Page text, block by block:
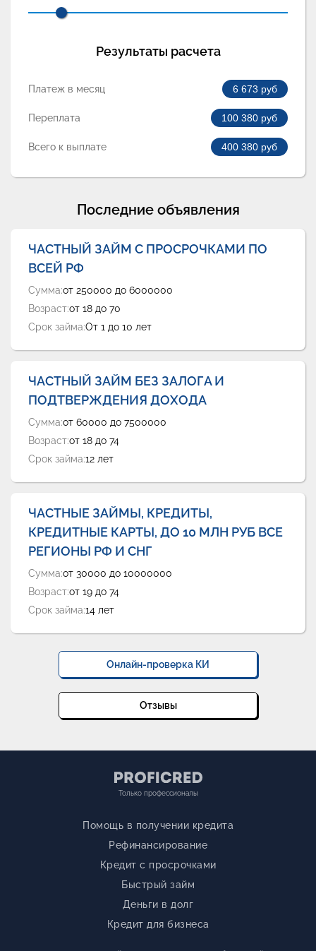
Результаты расчета
Платеж в месяц 6 673 руб
Переплата 100 380 руб
Всего к выплате 400 380 руб
Последние объявления
ЧАСТНЫЙ ЗАЙМ С ПРОСРОЧКАМИ ПО
ВСЕЙ РФ
Сумма:от 250000 до 6000000
Возраст:от 18 до 70
Срок займа:От 1 до 10 лет
ЧАСТНЫЙ ЗАЙМ БЕЗ ЗАЛОГА И
ПОДТВЕРЖДЕНИЯ ДОХОДА
Сумма:от 60000 до 7500000
Возраст:от 18 до 74
Срок займа:12 лет
ЧАСТНЫЕ ЗАЙМЫ, КРЕДИТЫ,
КРЕДИТНЫЕ КАРТЫ, ДО 10 МЛН РУБ ВСЕ
РЕГИОНЫ РФ И СНГ
Сумма:от 30000 до 10000000
Возраст:от 19 до 74
Срок займа:14 лет
Онлайн-проверка КИ
Отзывы
Только профессионалы
Помощь в получении кредита
Рефинансирование
Кредит с просрочками
Быстрый займ
Деньги в долг
Кредит для бизнеса